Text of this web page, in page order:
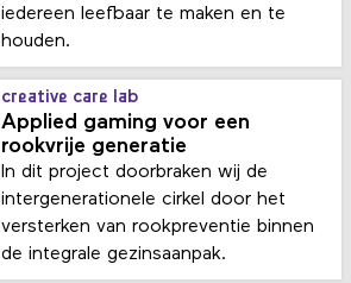
iedereen leefbaar te maken en te
houden.
creative care lab
Applied gaming voor een
rookvrije generatie
In dit project doorbraken wij de
intergenerationele cirkel door het
versterken van rookpreventie binnen
de integrale gezinsaanpak.